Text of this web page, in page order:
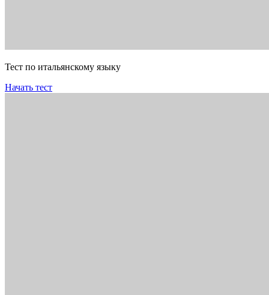
Тест по итальянскому языку
Начать тест